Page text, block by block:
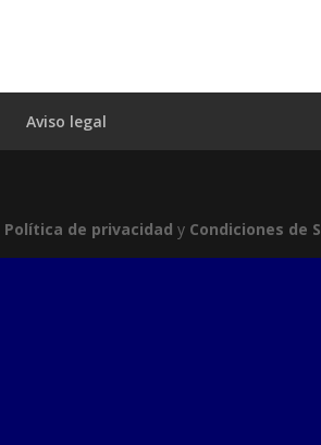
Aviso legal
Política de privacidad y Condiciones de